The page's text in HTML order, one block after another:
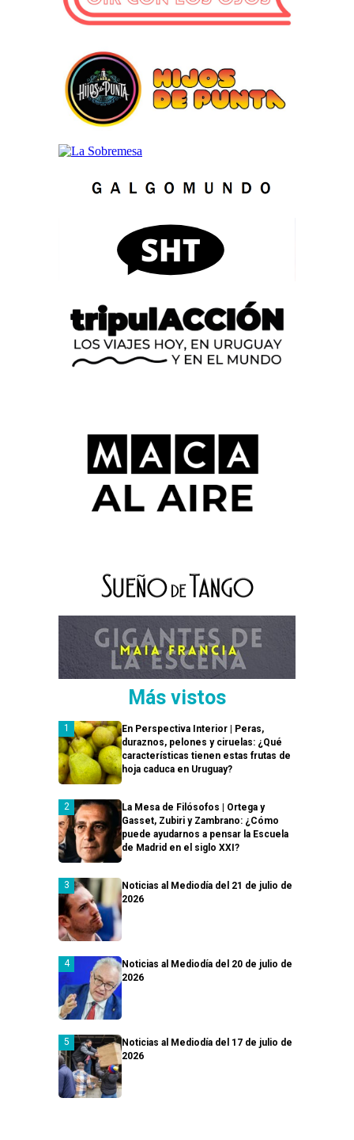
Más vistos
En Perspectiva Interior | Peras,
duraznos, pelones y ciruelas: ¿Qué
características tienen estas frutas de
hoja caduca en Uruguay?
La Mesa de Filósofos | Ortega y
Gasset, Zubiri y Zambrano: ¿Cómo
puede ayudarnos a pensar la Escuela
de Madrid en el siglo XXI?
Noticias al Mediodía del 21 de julio de
2026
Noticias al Mediodía del 20 de julio de
2026
Noticias al Mediodía del 17 de julio de
2026